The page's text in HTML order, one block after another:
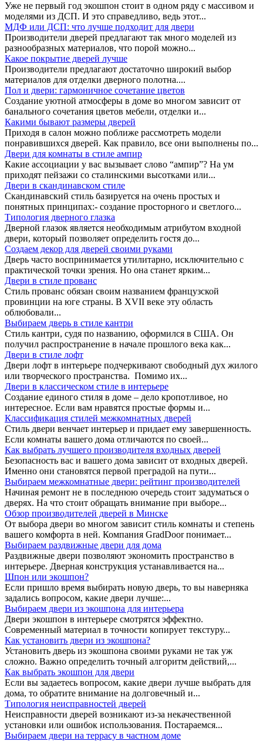
Уже не первый год экошпон стоит в одном ряду с массивом и
моделями из ДСП. И это справедливо, ведь этот...
МДФ или ДСП: что лучше подходит для двери
Производители дверей предлагают так много моделей из
разнообразных материалов, что порой можно...
Какое покрытие дверей лучше
Производители предлагают достаточно широкий выбор
материалов для отделки дверного полотна....
Пол и двери: гармоничное сочетание цветов
Создание уютной атмосферы в доме во многом зависит от
банального сочетания цветов мебели, отделки и...
Какими бывают размеры дверей
Приходя в салон можно поближе рассмотреть модели
понравившихся дверей. Как правило, все они выполнены по...
Двери для комнаты в стиле ампир
Какие ассоциации у вас вызывает слово “ампир”? На ум
приходят пейзажи со сталинскими высотками или...
Двери в скандинавском стиле
Скандинавский стиль базируется на очень простых и
понятных принципах:- создание просторного и светлого...
Типология дверного глазка
Дверной глазок является необходимым атрибутом входной
двери, который позволяет определить гостя до...
Создаем декор для дверей своими руками
Дверь часто воспринимается утилитарно, исключительно с
практической точки зрения. Но она станет ярким...
Двери в стиле прованс
Стиль прованс обязан своим названием французской
провинции на юге страны. В XVII веке эту область
облюбовали...
Выбираем дверь в стиле кантри
Стиль кантри, судя по названию, оформился в США. Он
получил распространение в начале прошлого века как...
Двери в стиле лофт
Двери лофт в интерьере подчеркивают свободный дух жилого
или творческого пространства. Помимо их...
Двери в классическом стиле в интерьере
Создание единого стиля в доме – дело кропотливое, но
интересное. Если вам нравятся простые формы и...
Классификация стилей межкомнатных дверей
Стиль двери венчает интерьер и придает ему завершенность.
Если комнаты вашего дома отличаются по своей...
Как выбрать лучшего производителя входных дверей
Безопасность вас и вашего дома зависит от входных дверей.
Именно они становятся первой преградой на пути...
Выбираем межкомнатные двери: рейтинг производителей
Начиная ремонт не в последнюю очередь стоит задуматься о
дверях. На что стоит обращать внимание при выборе...
Обзор производителей дверей в Минске
От выбора двери во многом зависит стиль комнаты и степень
вашего комфорта в ней. Компания GradDoor понимает...
Выбираем раздвижные двери для дома
Раздвижные двери позволяют экономить пространство в
интерьере. Дверная конструкция устанавливается на...
Шпон или экошпон?
Если пришло время выбирать новую дверь, то вы наверняка
задались вопросом, какие двери лучше:...
Выбираем двери из экошпона для интерьера
Двери экошпон в интерьере смотрятся эффектно.
Современный материал в точности копирует текстуру...
Как установить двери из экошпона?
Установить дверь из экошпона своими руками не так уж
сложно. Важно определить точный алгоритм действий,...
Как выбрать экошпон для двери
Если вы задаетесь вопросом, какие двери лучше выбрать для
дома, то обратите внимание на долговечный и...
Типология неисправностей дверей
Неисправности дверей возникают из-за некачественной
установки или ошибок использования. Постараемся...
Выбираем двери на террасу в частном доме